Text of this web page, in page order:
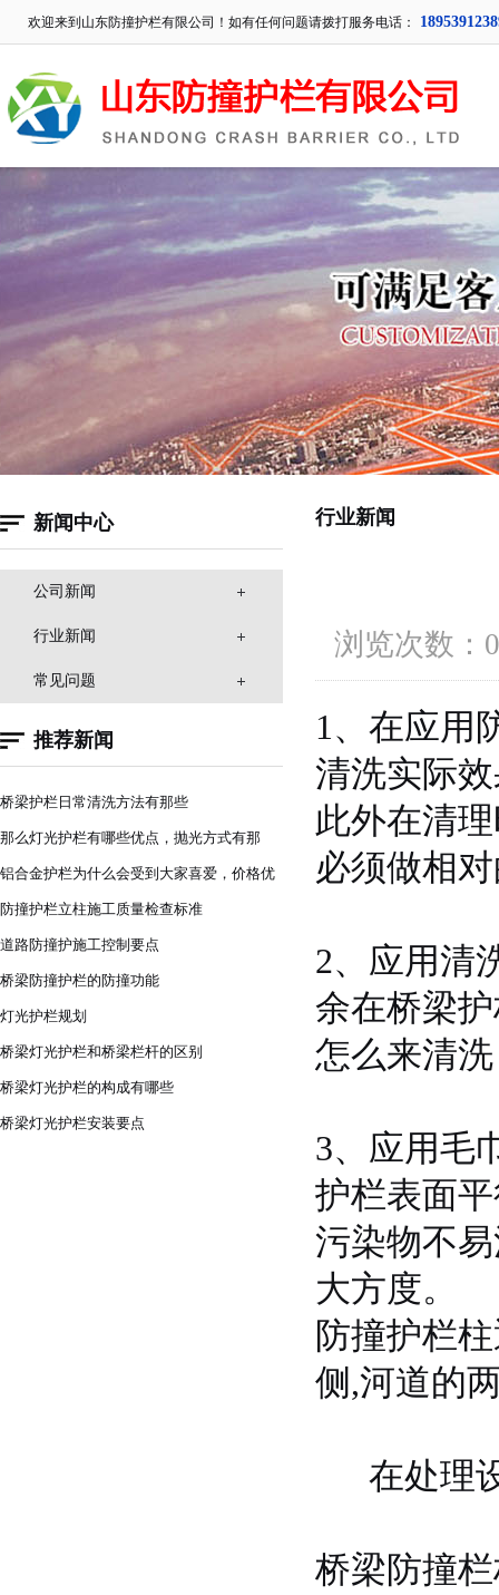
欢迎来到山东防撞护栏有限公司！如有任何问题请拨打服务电话：
新闻中心
公司新闻
行业新闻
常见问题
推荐新闻
桥梁护栏日常清洗方法有那些
那么灯光护栏有哪些优点，抛光方式有那
些？
铝合金护栏为什么会受到大家喜爱，价格优
势
防撞护栏立柱施工质量检查标准
道路防撞护施工控制要点
桥梁防撞护栏的防撞功能
灯光护栏规划
桥梁灯光护栏和桥梁栏杆的区别
桥梁灯光护栏的构成有哪些
桥梁灯光护栏安装要点
行业新闻
浏览次数：
1、在应用
清洗实际
此外在清
必须做相
2、应用清
余在桥梁
怎么来清洗
3、应用毛
护栏表面
污染物不
大方度。
防撞护栏
侧,河道的
在处理设
桥梁防撞